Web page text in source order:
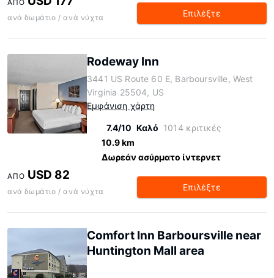
ΑΠΌ
ανά δωμάτιο / ανά νύχτα Επιλέξτε
Rodeway Inn
3441 US Route 60 E, Barboursville, West
Virginia 25504, US
Εμφάνιση χάρτη
7.4/10 Καλό 1014 κριτικές
10.9 km
Δωρεάν ασύρματο ίντερνετ
ΑΠΌ USD 82
ανά δωμάτιο / ανά νύχτα Επιλέξτε
Comfort Inn Barboursville near
Huntington Mall area